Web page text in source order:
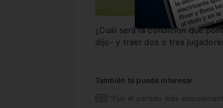
¿Cuál será la condición que
dijo- y traer dos o tres
También te puede interesar
“Fue el partido más